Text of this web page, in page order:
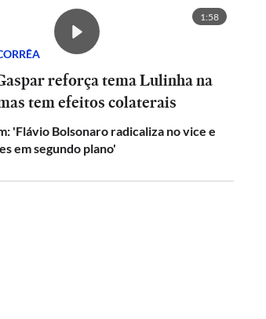
1:58
reforça tema Lulinha na
tem efeitos colaterais
'Flávio Bolsonaro radicaliza no vice e
em segundo plano'